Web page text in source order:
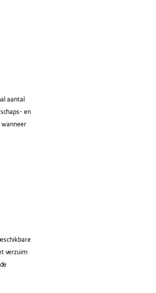
aantal
en
wanneer
verzuim